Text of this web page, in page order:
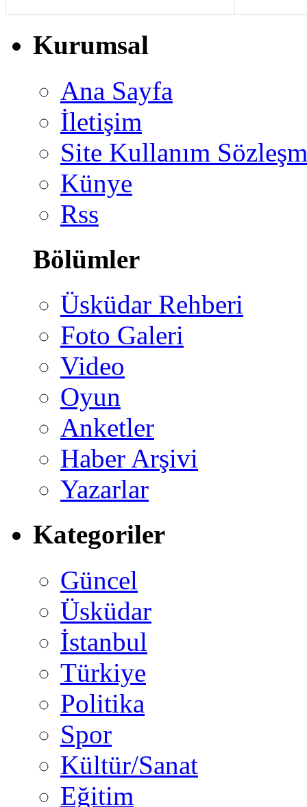
Kurumsal
Ana Sayfa
İletişim
Site Kullanım
Künye
Rss
Bölümler
Üsküdar Rehberi
Foto Galeri
Video
Oyun
Anketler
Haber Arşivi
Yazarlar
Kategoriler
Güncel
Üsküdar
İstanbul
Türkiye
Politika
Spor
Kültür/Sanat
Eğitim